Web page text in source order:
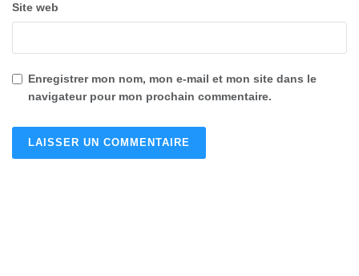
Site web
Enregistrer mon nom, mon e-mail et mon site dans le
navigateur pour mon prochain commentaire.